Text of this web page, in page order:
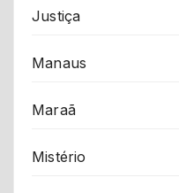
Justiça
Manaus
Maraã
Mistério